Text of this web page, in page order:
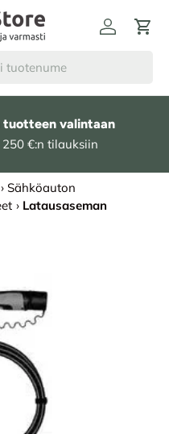
Kirjaudu
tuotteen valintaan
€:n tilauksiin
› Sähköauton
› Latausaseman